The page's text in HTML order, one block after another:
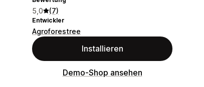
5,0 (7)
Entwickler
Agroforestree
Installieren
Demo-Shop ansehen